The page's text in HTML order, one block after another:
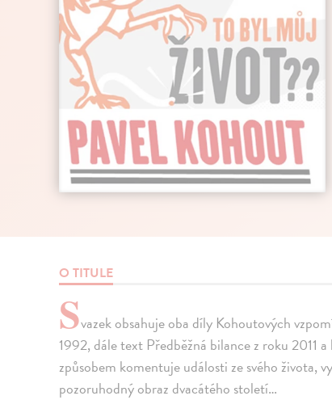
O TITULE
Svazek obsahuje oba díly Kohoutových
1992, dále text Předběžná bilance z roku 2011
způsobem komentuje události ze svého
pozoruhodný obraz dvacátého století…